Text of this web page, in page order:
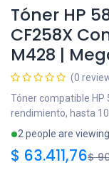
Tóner HP
CF258X
M428 |
(0
Tóner compatible HP
rendimiento, hasta
2 people are
$ 63.411,76$